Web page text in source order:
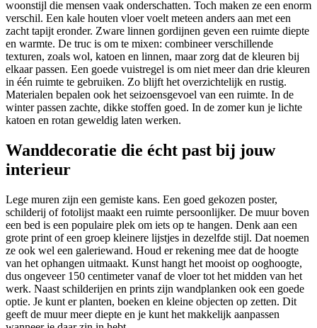
woonstijl die mensen vaak onderschatten. Toch maken ze een enorm
verschil. Een kale houten vloer voelt meteen anders aan met een
zacht tapijt eronder. Zware linnen gordijnen geven een ruimte diepte
en warmte. De truc is om te mixen: combineer verschillende
texturen, zoals wol, katoen en linnen, maar zorg dat de kleuren bij
elkaar passen. Een goede vuistregel is om niet meer dan drie kleuren
in één ruimte te gebruiken. Zo blijft het overzichtelijk en rustig.
Materialen bepalen ook het seizoensgevoel van een ruimte. In de
winter passen zachte, dikke stoffen goed. In de zomer kun je lichte
katoen en rotan geweldig laten werken.
Wanddecoratie die écht past bij jouw
interieur
Lege muren zijn een gemiste kans. Een goed gekozen poster,
schilderij of fotolijst maakt een ruimte persoonlijker. De muur boven
een bed is een populaire plek om iets op te hangen. Denk aan een
grote print of een groep kleinere lijstjes in dezelfde stijl. Dat noemen
ze ook wel een galeriewand. Houd er rekening mee dat de hoogte
van het ophangen uitmaakt. Kunst hangt het mooist op ooghoogte,
dus ongeveer 150 centimeter vanaf de vloer tot het midden van het
werk. Naast schilderijen en prints zijn wandplanken ook een goede
optie. Je kunt er planten, boeken en kleine objecten op zetten. Dit
geeft de muur meer diepte en je kunt het makkelijk aanpassen